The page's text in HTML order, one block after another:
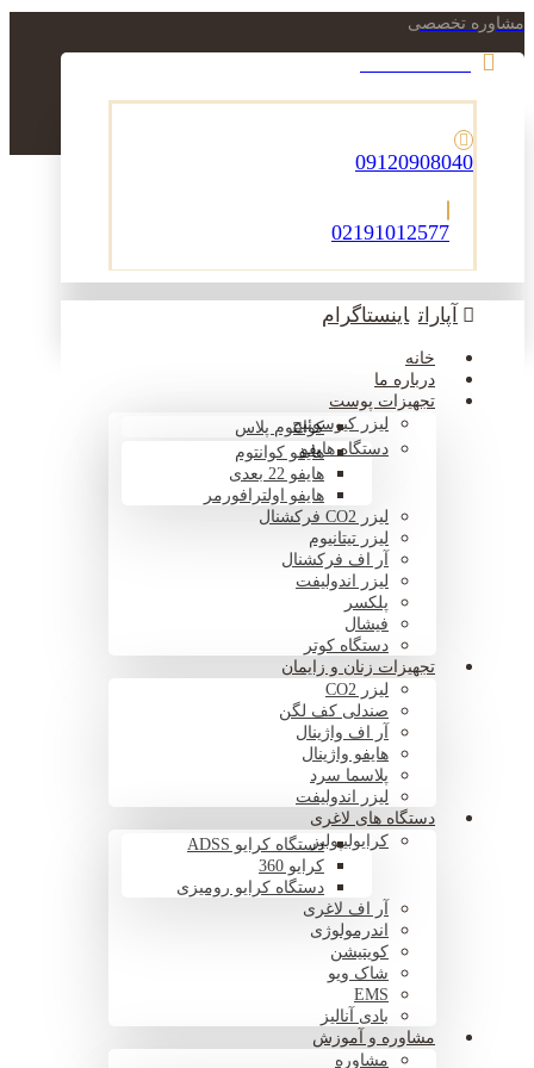
مشاوره تخصصی
09120908040
02191012577
آپارات اینستاگرام
خانه
درباره ما
تجهیزات پوست
لیزر کیوسوئیچکوانتوم پلاس
دستگاه هایفوهایفو کوانتوم
هایفو 22 بعدی
هایفو اولترافورمر
لیزر CO2 فرکشنال
لیزر تیتانیوم
آر اف فرکشنال
لیزر اندولیفت
پلکسر
فیشال
دستگاه کوتر
تجهیزات زنان و زایمان
لیزر CO2
صندلی کف لگن
آر اف واژینال
هایفو واژینال
پلاسما سرد
لیزر اندولیفت
دستگاه های لاغری
کرایولیپولیزدستگاه کرایو ADSS
کرایو 360
دستگاه کرایو رومیزی
آر اف لاغری
اندرمولوژی
کویتیشن
شاک ویو
EMS
بادی آنالیز
مشاوره و آموزش
مشاوره